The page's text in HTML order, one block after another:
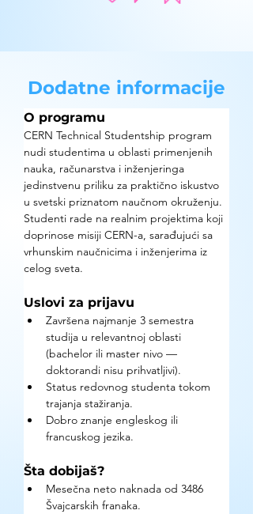
Dodatne informacije
O programu
CERN Technical Studentship program
nudi studentima u oblasti primenjenih
nauka, računarstva i inženjeringa
jedinstvenu priliku za praktično iskustvo
u svetski priznatom naučnom okruženju.
Studenti rade na realnim projektima koji
doprinose misiji CERN-a, sarađujući sa
vrhunskim naučnicima i inženjerima iz
celog sveta.
Uslovi za prijavu
Završena najmanje 3 semestra
studija u relevantnoj oblasti
(bachelor ili master nivo —
doktorandi nisu prihvatljivi).
Status redovnog studenta tokom
trajanja stažiranja.
Dobro znanje engleskog ili
francuskog jezika.
Šta dobijaš?
Mesečna neto naknada od 3486
Švajcarskih franaka.